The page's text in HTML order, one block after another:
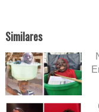
Similares